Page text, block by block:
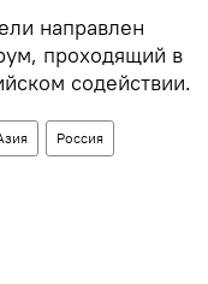
направлен
проходящий в
содействии.
Россия